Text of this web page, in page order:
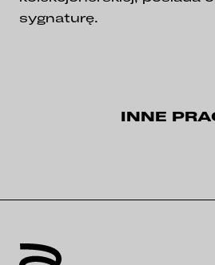
sygnaturę.
INNE